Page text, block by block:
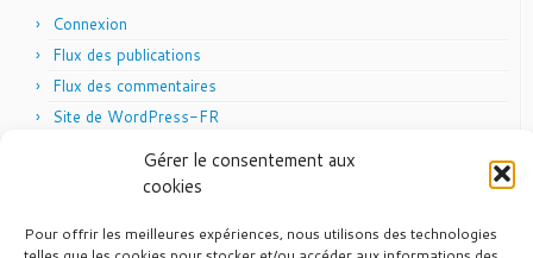
Gérer le consentement aux
cookies
Pour offrir les meilleures expériences, nous utilisons des technologies
Connexion
Flux des publications
Flux des commentaires
Site de WordPress-FR
Articles récents